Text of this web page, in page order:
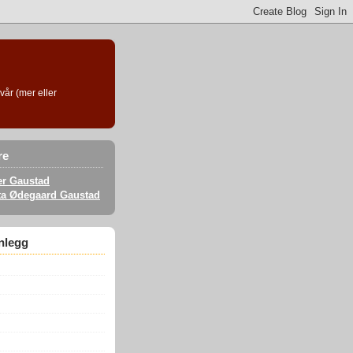
(mer eller
Gaustad
Ødegaard Gaustad